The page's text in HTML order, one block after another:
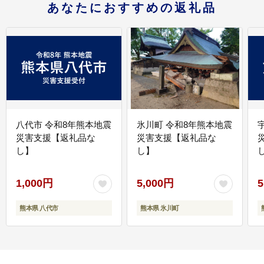
あなたにおすすめの返礼品
八代市 令和8年熊本地震
災害支援【返礼品な
し】
1,000円
熊本県 八代市
氷川町 令和8年熊本地震
災害支援【返礼品な
し】
5,000円
熊本県 氷川町